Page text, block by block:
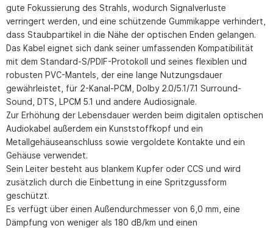
gute Fokussierung des Strahls, wodurch Signalverluste
verringert werden, und eine schützende Gummikappe verhindert,
dass Staubpartikel in die Nähe der optischen Enden gelangen.
Das Kabel eignet sich dank seiner umfassenden Kompatibilität
mit dem Standard-S/PDIF-Protokoll und seines flexiblen und
robusten PVC-Mantels, der eine lange Nutzungsdauer
gewährleistet, für 2-Kanal-PCM, Dolby 2.0/5.1/7.1 Surround-
Sound, DTS, LPCM 5.1 und andere Audiosignale.
Zur Erhöhung der Lebensdauer werden beim digitalen optischen
Audiokabel außerdem ein Kunststoffkopf und ein
Metallgehäuseanschluss sowie vergoldete Kontakte und ein
Gehäuse verwendet.
Sein Leiter besteht aus blankem Kupfer oder CCS und wird
zusätzlich durch die Einbettung in eine Spritzgussform
geschützt.
Es verfügt über einen Außendurchmesser von 6,0 mm, eine
Dämpfung von weniger als 180 dB/km und einen